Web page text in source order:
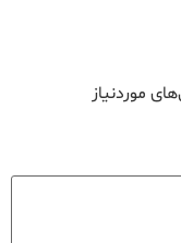
موردنیاز